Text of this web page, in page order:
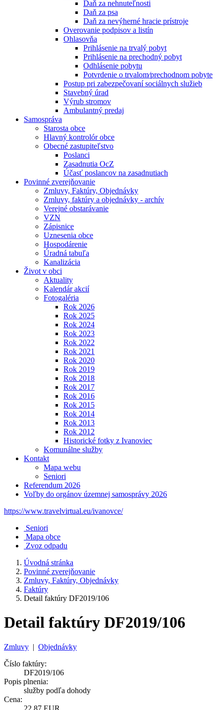
Daň za nehnuteľnosti
Daň za psa
Daň za nevýherné hracie prístroje
Overovanie podpisov a listín
Ohlasovňa
Prihlásenie na trvalý pobyt
Prihlásenie na prechodný pobyt
Odhlásenie pobytu
Potvrdenie o trvalom⁄prechodnom pobyte
Postup pri zabezpečovaní sociálnych služieb
Stavebný úrad
Výrub stromov
Ambulantný predaj
Samospráva
Starosta obce
Hlavný kontrolór obce
Obecné zastupiteľstvo
Poslanci
Zasadnutia OcZ
Účasť poslancov na zasadnutiach
Povinné zverejňovanie
Zmluvy, Faktúry, Objednávky
Zmluvy, faktúry a objednávky - archív
Verejné obstarávanie
VZN
Zápisnice
Uznesenia obce
Hospodárenie
Úradná tabuľa
Kanalizácia
Život v obci
Aktuality
Kalendár akcií
Fotogaléria
Rok 2026
Rok 2025
Rok 2024
Rok 2023
Rok 2022
Rok 2021
Rok 2020
Rok 2019
Rok 2018
Rok 2017
Rok 2016
Rok 2015
Rok 2014
Rok 2013
Rok 2012
Historické fotky z Ivanoviec
Komunálne služby
Kontakt
Mapa webu
Seniori
Referendum 2026
Voľby do orgánov územnej samosprávy 2026
https://www.travelvirtual.eu/ivanovce/
Seniori
Mapa obce
Zvoz odpadu
Úvodná stránka
Povinné zverejňovanie
Zmluvy, Faktúry, Objednávky
Faktúry
Detail faktúry DF2019/106
Detail faktúry DF2019/106
Zmluvy | Objednávky
Číslo faktúry:
DF2019/106
Popis plnenia:
služby podľa dohody
Cena:
22,87 EUR